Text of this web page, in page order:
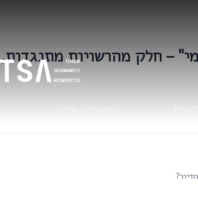
התשוקה שלנו
– חלק מהרשויות